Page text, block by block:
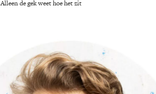
Alleen de gek weet hoe het zit